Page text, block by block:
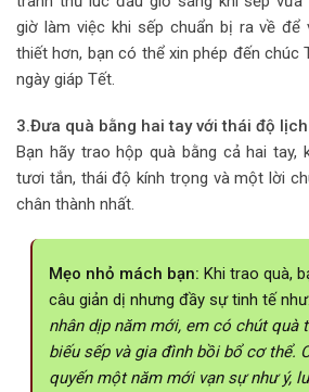
giờ làm việc khi sếp chuẩn bị ra về để
thiết hơn, bạn có thể xin phép đến chúc
ngày giáp Tết.
3.Đưa quà bằng hai tay với thái độ
Bạn hãy trao hộp quà bằng cả hai
tươi tắn, thái độ kính trọng và một lời
chân thành nhất.
Mẹo nhỏ mách bạn: Khi trao quà,
câu giản dị nhưng đầy sự tinh tế như:
nhân dịp năm mới, em có chút quà
biếu sếp và gia đình bồi bổ cơ thể.
quyến một năm mới vạn sự như ý,